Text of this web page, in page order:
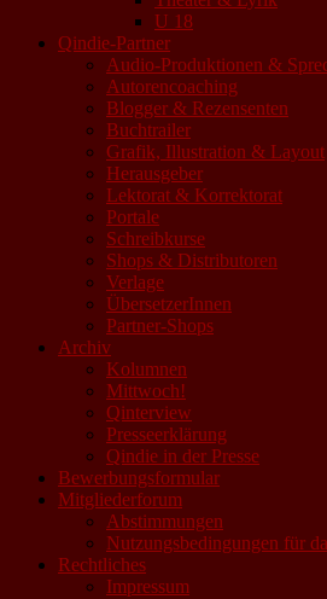
U 18
Qindie-Partner
Audio-Produktionen &
Autorencoaching
Blogger & Rezensenten
Buchtrailer
Grafik, Illustration & Layout
Herausgeber
Lektorat & Korrektorat
Portale
Schreibkurse
Shops & Distributoren
Verlage
ÜbersetzerInnen
Partner-Shops
Archiv
Kolumnen
Mittwoch!
Qinterview
Presseerklärung
Qindie in der Presse
Bewerbungsformular
Mitgliederforum
Abstimmungen
Nutzungsbedingungen für
Rechtliches
Impressum